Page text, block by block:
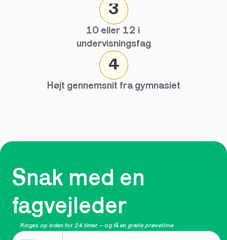
3
10 eller 12 i
undervisningsfag
4
Højt gennemsnit fra gymnasiet
Snak med en
fagvejleder
Ringes op inden for 24 timer – og få en gratis prøvetime